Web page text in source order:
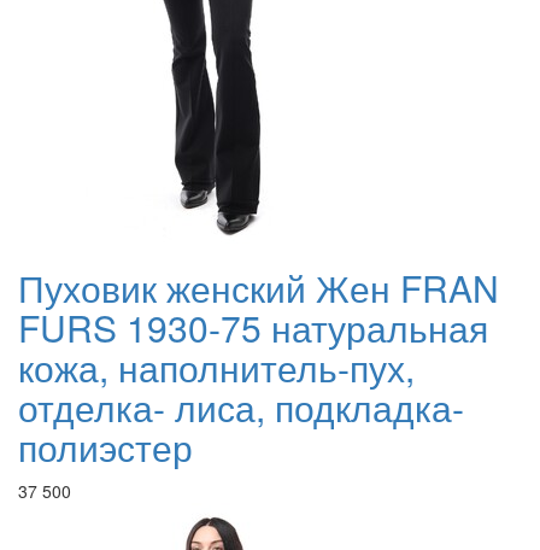
Пуховик женский Жен FRAN
FURS 1930-75 натуральная
кожа, наполнитель-пух,
отделка- лиса, подкладка-
полиэстер
37 500